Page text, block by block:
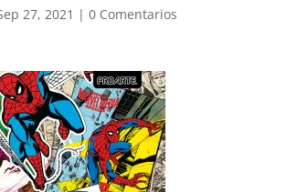
27, 2021 | 0 Comentarios